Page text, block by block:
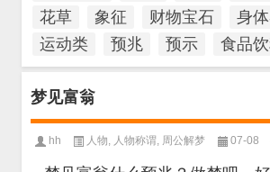
花草
象征 财物宝石
身
运动类
预兆 预示 食品
梦见富翁
hh 人物, 人物称谓, 周公解梦 07-08